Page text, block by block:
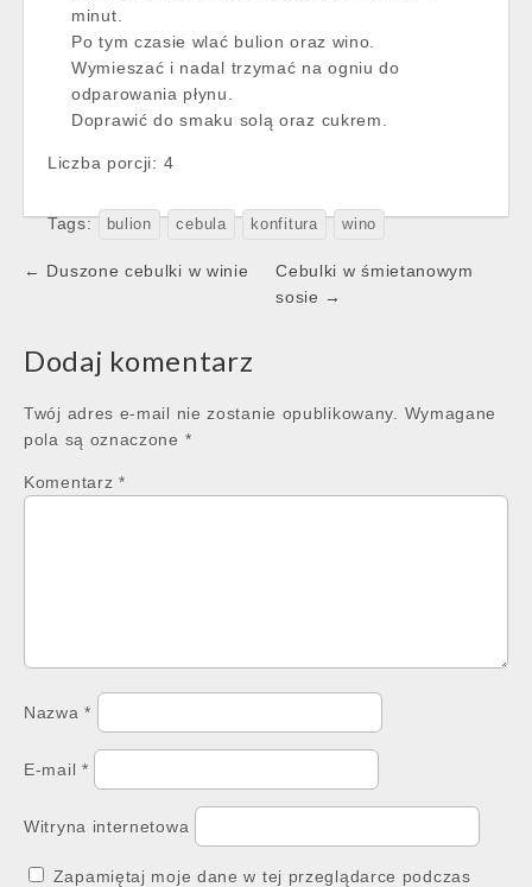
minut.
Po tym czasie wlać bulion oraz wino.
Wymieszać i nadal trzymać na ogniu do
odparowania płynu.
Doprawić do smaku solą oraz cukrem.
Liczba porcji: 4
Tags: bulion cebula konfitura wino
Post
← Duszone cebulki w winie
Cebulki w śmietanowym
sosie →
Dodaj komentarz
Twój adres e-mail nie zostanie opublikowany.
Wymagane
pola są oznaczone *
Komentarz *
Nazwa*
E-mail *
Witryna internetowa
Zapamiętaj moje dane w tej przeglądarce podczas